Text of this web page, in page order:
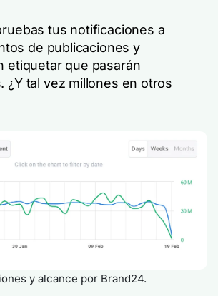
tus notificaciones a
de publicaciones y
etiquetar que pasarán
¿Y tal vez millones en otros
y alcance por Brand24.